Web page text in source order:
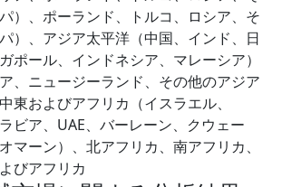
）、ポーランド、トルコ、ロシア、そ
）、アジア太平洋（中国、インド、日
ポール、インドネシア、マレーシア）
、ニュージーランド、その他のアジア
東およびアフリカ（イスラエル、
ビア、UAE、バーレーン、クウェー
マーン）、北アフリカ、南アフリカ、
びアフリカ